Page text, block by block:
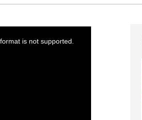
is not supported.